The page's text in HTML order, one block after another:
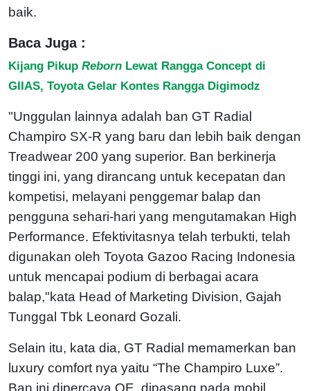
baik.
Baca Juga :
Kijang Pikup Reborn Lewat Rangga Concept di
GIIAS, Toyota Gelar Kontes Rangga Digimodz
"Unggulan lainnya adalah ban GT Radial
Champiro SX-R yang baru dan lebih baik dengan
Treadwear 200 yang superior. Ban berkinerja
tinggi ini, yang dirancang untuk kecepatan dan
kompetisi, melayani penggemar balap dan
pengguna sehari-hari yang mengutamakan High
Performance. Efektivitasnya telah terbukti, telah
digunakan oleh Toyota Gazoo Racing Indonesia
untuk mencapai podium di berbagai acara
balap,"kata Head of Marketing Division, Gajah
Tunggal Tbk Leonard Gozali.
Selain itu, kata dia, GT Radial memamerkan ban
luxury comfort nya yaitu “The Champiro Luxe”.
Ban ini dipercaya OE, dipasang pada mobil